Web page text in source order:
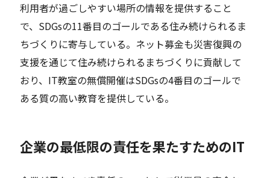
利用者が過ごしやすい場所の情報を提供すること
で、SDGsの11番目のゴールである住み続けられるま
ちづくりに寄与している。ネット募金も災害復興の
支援を通じて住み続けられるまちづくりに貢献して
おり、IT教室の無償開催はSDGsの4番目のゴールで
ある質の高い教育を提供している。
企業の最低限の責任を果たすためのIT